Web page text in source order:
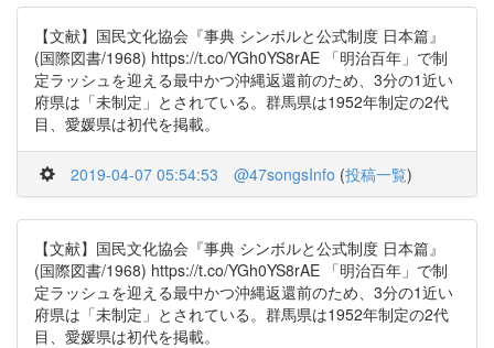
【文献】国民文化協会『事典 シンボルと公式制度 日本篇』
(国際図書/1968) https://t.co/YGh0YS8rAE 「明治百年」で制
定ラッシュを迎える最中かつ沖縄返還前のため、3分の1近い
府県は「未制定」とされている。群馬県は1952年制定の2代
目、愛媛県は初代を掲載。
2019-04-07 05:54:53 @47songsInfo (投稿一覧)
【文献】国民文化協会『事典 シンボルと公式制度 日本篇』
(国際図書/1968) https://t.co/YGh0YS8rAE 「明治百年」で制
定ラッシュを迎える最中かつ沖縄返還前のため、3分の1近い
府県は「未制定」とされている。群馬県は1952年制定の2代
目、愛媛県は初代を掲載。